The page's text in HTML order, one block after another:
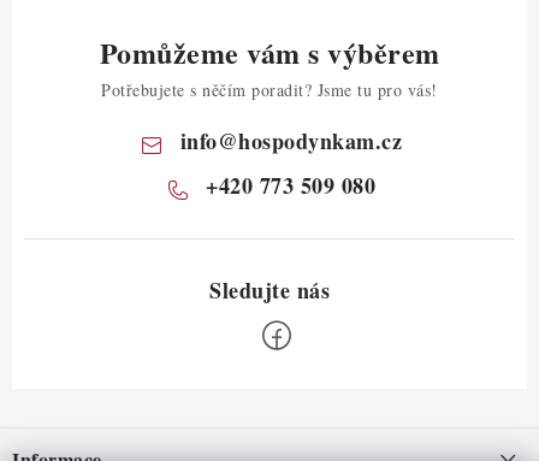
Pomůžeme vám s výběrem
Potřebujete s něčím poradit? Jsme tu pro vás!
info@hospodynkam.cz
+420 773 509 080